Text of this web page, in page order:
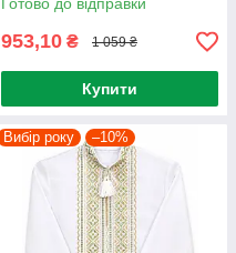
953,10 ₴ 1 059 ₴
Купити
Вибір року –10%